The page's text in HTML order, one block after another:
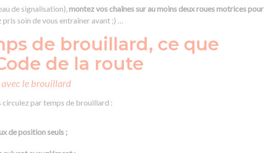
de signalisation),montez vos chaînes sur au moins deux roues motrices pour
pris soin de vous entraîner avant ;) …
de brouillard, ce que
de la route
le brouillard
par temps de brouillard :
de position seuls ;